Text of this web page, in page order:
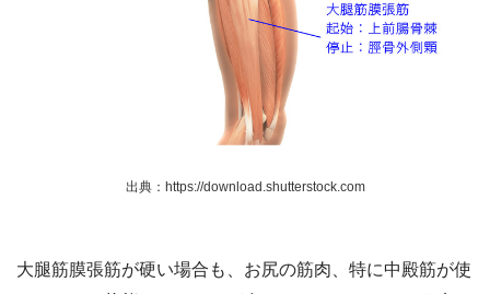
出典：https://download.shutterstock.com
大腿筋膜張筋が硬い場合も、お尻の筋肉、特に中殿筋が使